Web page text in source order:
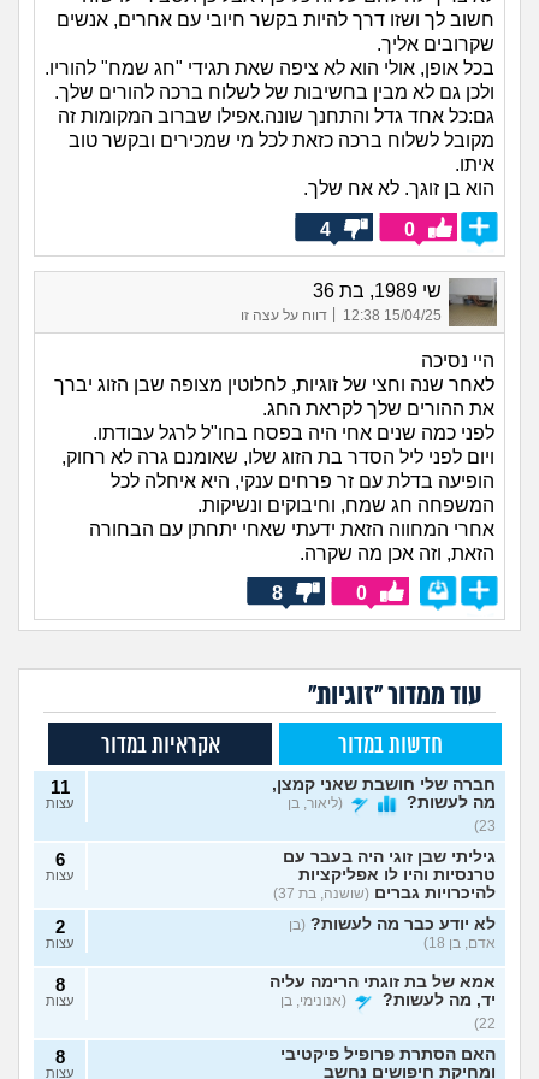
חשוב לך ושזו דרך להיות בקשר חיובי עם אחרים, אנשים
שקרובים אליך.
בכל אופן, אולי הוא לא ציפה שאת תגידי "חג שמח" להוריו.
ולכן גם לא מבין בחשיבות של לשלוח ברכה להורים שלך.
גם:כל אחד גדל והתחנך שונה.אפילו שברוב המקומות זה
מקובל לשלוח ברכה כזאת לכל מי שמכירים ובקשר טוב
איתו.
הוא בן זוגך. לא אח שלך.
0
4
שי 1989, בת 36
15/04/25 12:38
| דווח על עצה זו
היי נסיכה
לאחר שנה וחצי של זוגיות, לחלוטין מצופה שבן הזוג יברך
את ההורים שלך לקראת החג.
לפני כמה שנים אחי היה בפסח בחו"ל לרגל עבודתו.
ויום לפני ליל הסדר בת הזוג שלו, שאומנם גרה לא רחוק,
הופיעה בדלת עם זר פרחים ענקי, היא איחלה לכל
המשפחה חג שמח, וחיבוקים ונשיקות.
אחרי המחווה הזאת ידעתי שאחי יתחתן עם הבחורה
הזאת, וזה אכן מה שקרה.
0
8
עוד ממדור "זוגיות"
חדשות במדור אקראיות במדור
חברה שלי חושבת שאני קמצן,
מה לעשות?
(ליאור, בן
23)
11
עצות
גיליתי שבן זוגי היה בעבר עם
טרנסיות והיו לו אפליקציות
להיכרויות גברים (שושנה, בת 37)
6
עצות
לא יודע כבר מה לעשות? (בן
אדם, בן 18)
2
עצות
אמא של בת זוגתי הרימה עליה
יד, מה לעשות?
(אנונימי, בן
22)
8
עצות
האם הסתרת פרופיל פיקטיבי
ומחיקת חיפושים נחשב
8
עצות